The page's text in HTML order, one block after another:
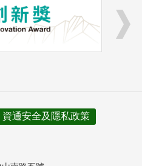
資通安全及隱私政策